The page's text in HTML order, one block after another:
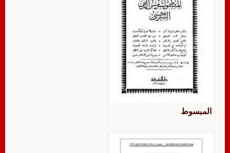
المبسوط